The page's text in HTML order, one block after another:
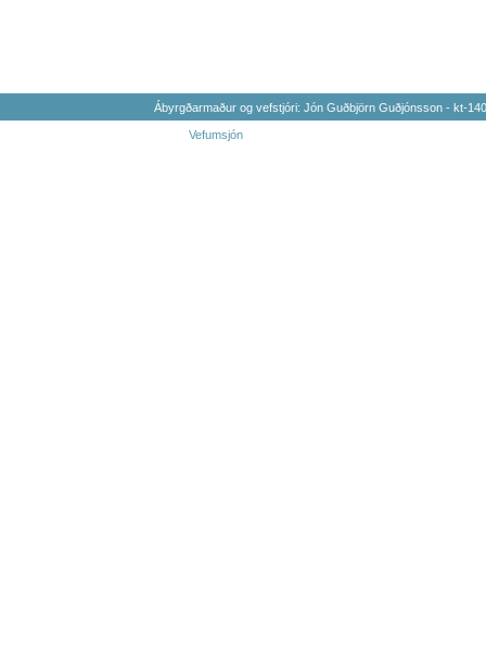
Ábyrgðarmaður og vefstjóri: Jón Guðbjörn Guðjónsson - kt-
Vefumsjón